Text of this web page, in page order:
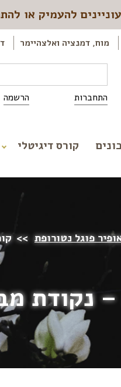
להעמיק או
מוח, דמנציה ואלצהיימר
התחברות הרשמה
קורס דיגיטלי
פוגל נטורופת >>
– נקודת